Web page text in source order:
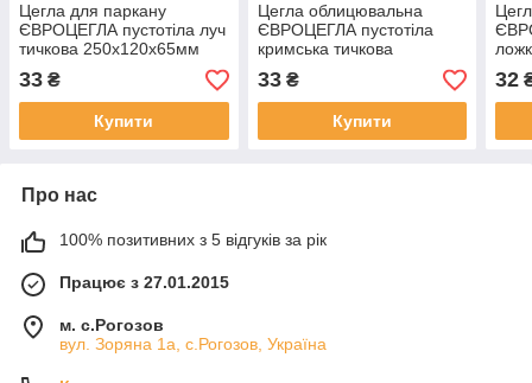
Цегла для паркану
ЄВРОЦЕГЛА пустотіла луч
тичкова 250х120х65мм
жовта
33 ₴
Купити
Цегла облицювальна
ЄВРОЦЕГЛА пустотіла
кримська тичкова
250х120х65мм жовта
33₴
Купити
32
Про нас
100% позитивних з 5 відгуків за рік
Працює з 27.01.2015
м. с.Рогозов
вул. Зоряна 1а, с.Рогозов, Україна